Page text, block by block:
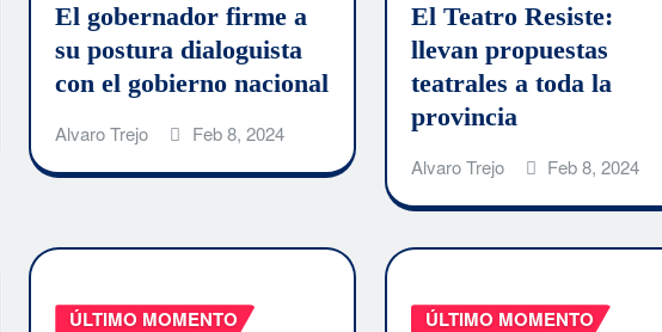
El gobernador firme a
su postura dialoguista
con el gobierno nacional
Alvaro Trejo Feb 8, 2024
El Teatro Resiste:
llevan propuestas
teatrales a toda la
provincia
Alvaro Trejo Feb 8, 2024
ÚLTIMO MOMENTO ÚLTIMO MOMENTO